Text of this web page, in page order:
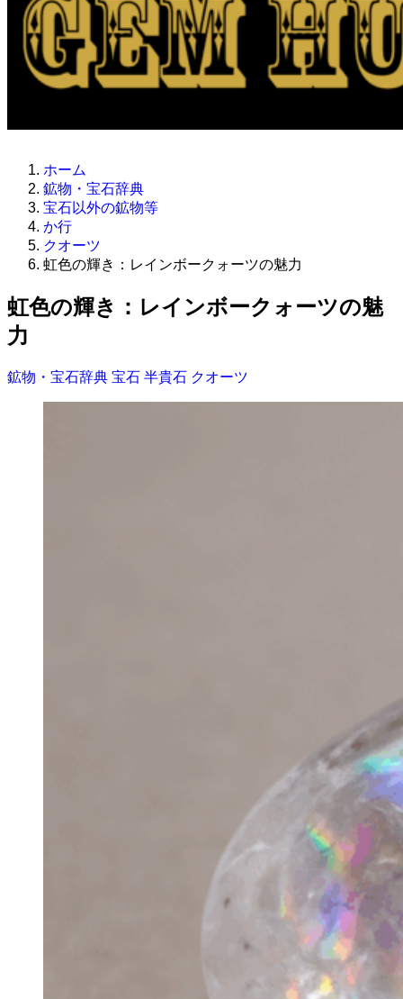
ホーム
鉱物・宝石辞典
宝石以外の鉱物等
か行
クオーツ
虹色の輝き：レインボークォーツの魅力
虹色の輝き：レインボークォーツの魅
力
鉱物・宝石辞典 宝石 半貴石 クオーツ